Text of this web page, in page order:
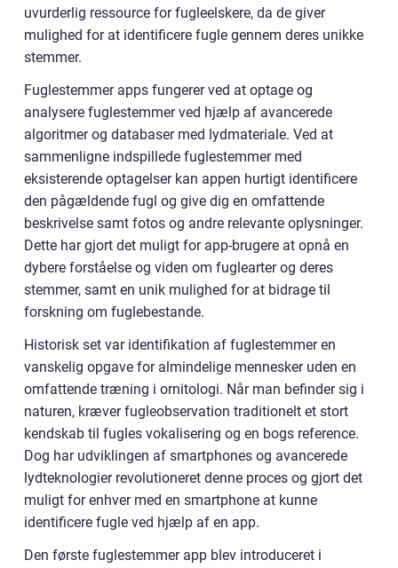
uvurderlig ressource for fugleelskere, da de giver
mulighed for at identificere fugle gennem deres unikke
stemmer.
Fuglestemmer apps fungerer ved at optage og
analysere fuglestemmer ved hjælp af avancerede
algoritmer og databaser med lydmateriale. Ved at
sammenligne indspillede fuglestemmer med
eksisterende optagelser kan appen hurtigt identificere
den pågældende fugl og give dig en omfattende
beskrivelse samt fotos og andre relevante oplysninger.
Dette har gjort det muligt for app-brugere at opnå en
dybere forståelse og viden om fuglearter og deres
stemmer, samt en unik mulighed for at bidrage til
forskning om fuglebestande.
Historisk set var identifikation af fuglestemmer en
vanskelig opgave for almindelige mennesker uden en
omfattende træning i ornitologi. Når man befinder sig i
naturen, kræver fugleobservation traditionelt et stort
kendskab til fugles vokalisering og en bogs reference.
Dog har udviklingen af smartphones og avancerede
lydteknologier revolutioneret denne proces og gjort det
muligt for enhver med en smartphone at kunne
identificere fugle ved hjælp af en app.
Den første fuglestemmer app blev introduceret i